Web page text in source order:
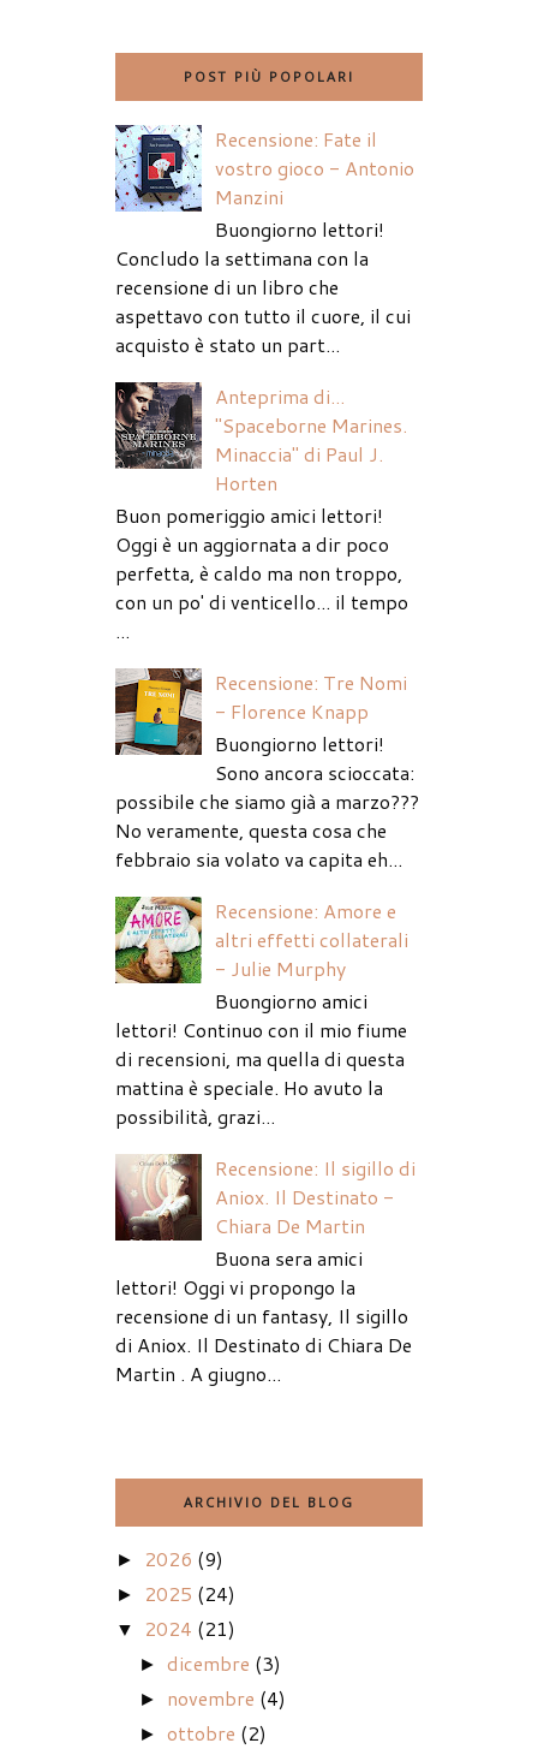
POST PIÙ POPOLARI
Recensione: Fate il
vostro gioco - Antonio
Manzini
Buongiorno lettori!
Concludo la settimana con la
recensione di un libro che
aspettavo con tutto il cuore, il cui
acquisto è stato un part...
Anteprima di...
"Spaceborne Marines.
Minaccia" di Paul J.
Horten
Buon pomeriggio amici lettori!
Oggi è un aggiornata a dir poco
perfetta, è caldo ma non troppo,
con un po' di venticello... il tempo
...
Recensione: Tre Nomi
- Florence Knapp
Buongiorno lettori!
Sono ancora scioccata:
possibile che siamo già a marzo???
No veramente, questa cosa che
febbraio sia volato va capita eh...
Recensione: Amore e
altri effetti collaterali
- Julie Murphy
Buongiorno amici
lettori! Continuo con il mio fiume
di recensioni, ma quella di questa
mattina è speciale. Ho avuto la
possibilità, grazi...
Recensione: Il sigillo di
Aniox. Il Destinato -
Chiara De Martin
Buona sera amici
lettori! Oggi vi propongo la
recensione di un fantasy, Il sigillo
di Aniox. Il Destinato di Chiara De
Martin . A giugno...
ARCHIVIO DEL BLOG
► 2026 (9)
► 2025 (24)
▼ 2024 (21)
►dicembre (3)
► novembre (4)
►ottobre (2)